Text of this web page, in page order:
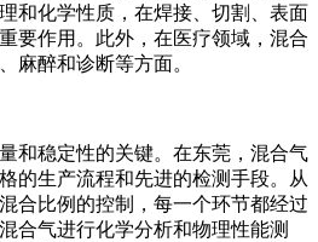
和化学性质，在焊接、切割、表面
要作用。此外，在医疗领域，混合
麻醉和诊断等方面。
和稳定性的关键。在东莞，混合气
的生产流程和先进的检测手段。从
合比例的控制，每一个环节都经过
合气进行化学分析和物理性能测